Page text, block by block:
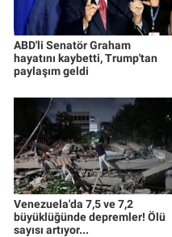
ABD'li Senatör Graham
hayatını kaybetti, Trump'tan
paylaşım geldi
Venezuela'da 7,5 ve 7,2
büyüklüğünde depremler! Ölü
sayısı artıyor...